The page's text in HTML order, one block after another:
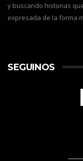
y buscando historias
expresada de la forma
SEGUINOS